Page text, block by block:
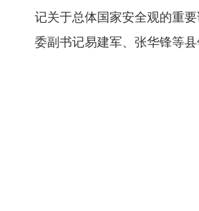
记关于总体国家安全观的重
委副书记易建军、张华锋等县